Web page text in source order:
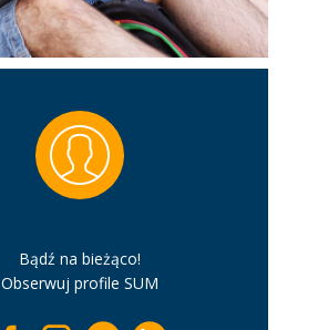
Bądź na bieżąco!
Obserwuj profile SUM